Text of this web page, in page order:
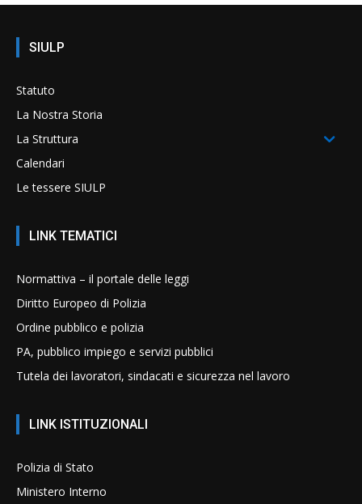
SIULP
Statuto
La Nostra Storia
La Struttura
Calendari
Le tessere SIULP
LINK TEMATICI
Normattiva – il portale delle leggi
Diritto Europeo di Polizia
Ordine pubblico e polizia
PA, pubblico impiego e servizi pubblici
Tutela dei lavoratori, sindacati e sicurezza nel lavoro
LINK ISTITUZIONALI
Polizia di Stato
Ministero Interno